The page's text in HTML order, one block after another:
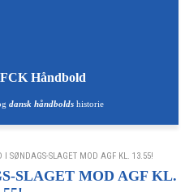
Håndbold
dansk håndboldshistorie
I SØNDAGS-SLAGET MOD AGF KL. 13.55!
SLAGET MOD AGF KL.